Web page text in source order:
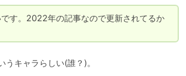
す。2022年の記事なので更新されてるか
うキャラらしい(誰？)。